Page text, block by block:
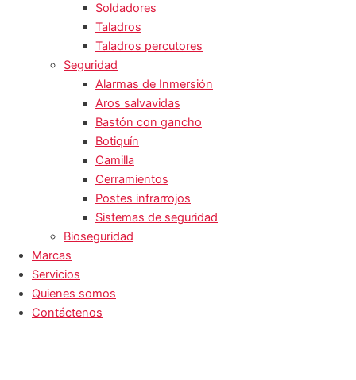
Soldadores
Taladros
Taladros percutores
Seguridad
Alarmas de Inmersión
Aros salvavidas
Bastón con gancho
Botiquín
Camilla
Cerramientos
Postes infrarrojos
Sistemas de seguridad
Bioseguridad
Marcas
Servicios
Quienes somos
Contáctenos